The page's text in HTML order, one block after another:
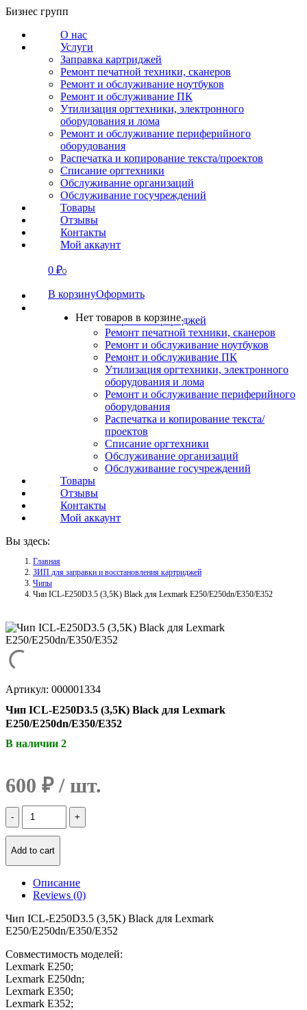
Перейти
содержанию
Бизнес групп
О нас
Услуги
Заправка картриджей
Ремонт печатной техники, сканеров
Ремонт и обслуживание ноутбуков
Ремонт и обслуживание ПК
Утилизация оргтехники, электронного
оборудования и лома
Ремонт и обслуживание периферийного
оборудования
Распечатка и копирование текста/проектов
Списание оргтехники
Обслуживание организаций
Обслуживание госучреждений
Товары
Отзывы
Контакты
Мой аккаунт
0 ₽0
В корзинуОформить
Нет товаров в корзине.
СВЯЗАТЬСЯ
О нас
Заправка картриджей
Ремонт печатной техники, сканеров
Ремонт и обслуживание ноутбуков
Ремонт и обслуживание ПК
Утилизация оргтехники, электронного
оборудования и лома
Ремонт и обслуживание периферийного
оборудования
Распечатка и копирование текста/
проектов
Списание оргтехники
Обслуживание организаций
Обслуживание госучреждений
Товары
Отзывы
Контакты
Мой аккаунт
Вы здесь:
Главная
ЗИП для заправки и восстановления картриджей
Чипы
Чип ICL-E250D3.5 (3,5K) Black для Lexmark E250/E250dn/E350/E352
Артикул: 000001334
Чип ICL-E250D3.5 (3,5K) Black для Lexmark
E250/E250dn/E350/E352
В наличии 2
600 ₽
Количество
Чип
ICL-
E250D3.5
Lexmark
Add to cart
Описание
Reviews (0)
Чип ICL-E250D3.5 (3,5K) Black для Lexmark
E250/E250dn/E350/E352
Совместимость моделей:
Lexmark E250;
Lexmark E250dn;
Lexmark E350;
Lexmark E352;